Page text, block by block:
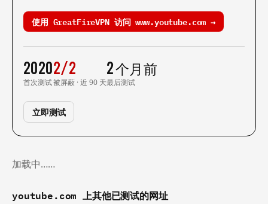
使用 GreatFireVPN 访问 www.youtube.com →
2020
首次测试
2/2
被屏蔽 · 近 90 天
2 个月前
最后测试
立即测试
加载中……
youtube.com 上其他已测试的网址